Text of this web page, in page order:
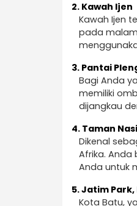
2. Kawah Ijen
Kawah Ijen
pada
3. Pantai
Bagi Anda
memiliki
dijangkau
4. Taman
Dikenal
Afrika. Anda
Anda untuk
5.Jatim Park,
Kota Batu,